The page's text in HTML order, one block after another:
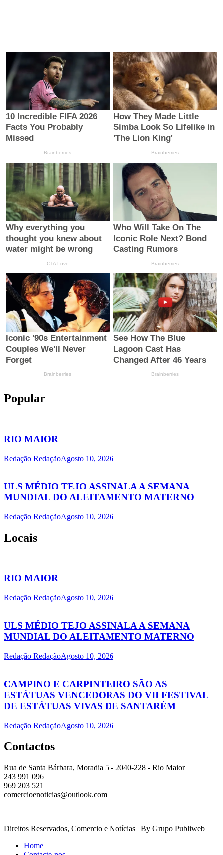
Popular
RIO MAIOR
Redação RedaçãoAgosto 10, 2026
ULS MÉDIO TEJO ASSINALA A SEMANA
MUNDIAL DO ALEITAMENTO MATERNO
Redação RedaçãoAgosto 10, 2026
Locais
RIO MAIOR
Redação RedaçãoAgosto 10, 2026
ULS MÉDIO TEJO ASSINALA A SEMANA
MUNDIAL DO ALEITAMENTO MATERNO
Redação RedaçãoAgosto 10, 2026
CAMPINO E CARPINTEIRO SÃO AS
ESTÁTUAS VENCEDORAS DO VII FESTIVAL
DE ESTÁTUAS VIVAS DE SANTARÉM
Redação RedaçãoAgosto 10, 2026
Contactos
Rua de Santa Bárbara, Moradia 5 - 2040-228 - Rio Maior
243 991 096
969 203 521
comercioenoticias@outlook.com
Direitos Reservados, Comercio e Notícias | By Grupo Publiweb
Home